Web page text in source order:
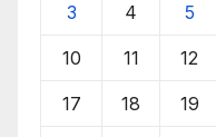
3 4 5
10 11 12
17 18 19